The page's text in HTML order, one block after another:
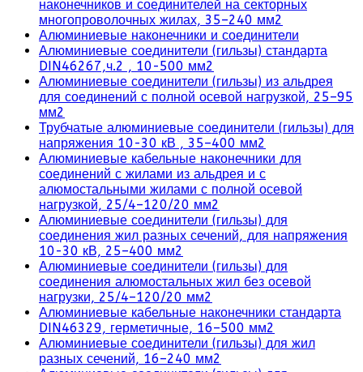
наконечников и соединителей на секторных
многопроволочных жилах, 35–240 мм2
Алюминиевые наконечники и соединители
Алюминиевые соединители (гильзы) стандарта
DIN46267,ч.2 , 10-500 мм2
Алюминиевые соединители (гильзы) из альдрея
для соединений с полной осевой нагрузкой, 25–95
мм2
Трубчатые алюминиевые соединители (гильзы) для
напряжения 10-30 кВ , 35–400 мм2
Алюминиевые кабельные наконечники для
соединений с жилами из альдрея и с
алюмостальными жилами с полной осевой
нагрузкой, 25/4–120/20 мм2
Алюминиевые соединители (гильзы) для
соединения жил разных сечений, для напряжения
10-30 кВ, 25–400 мм2
Алюминиевые соединители (гильзы) для
соединения алюмостальных жил без осевой
нагрузки, 25/4–120/20 мм2
Алюминиевые кабельные наконечники стандарта
DIN46329, герметичные, 16–500 мм2
Алюминиевые соединители (гильзы) для жил
разных сечений, 16–240 мм2